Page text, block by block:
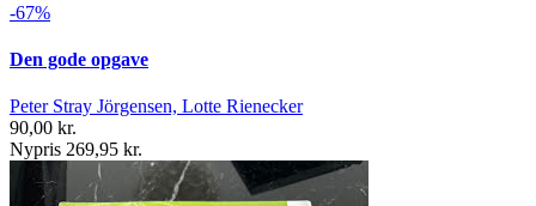
-67%
Den gode opgave
Peter Stray Jörgensen, Lotte Rienecker
90,00 kr.
Nypris 269,95 kr.